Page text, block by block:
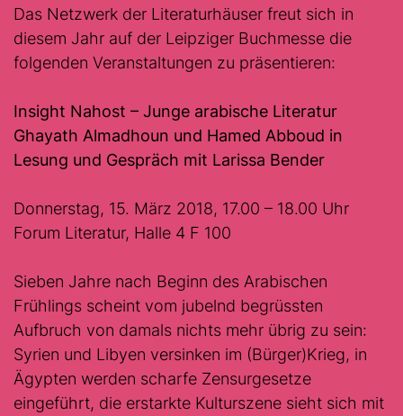
Das Netzwerk der Literaturhäuser freut sich in
diesem Jahr auf der Leipziger Buchmesse die
folgenden Veranstaltungen zu präsentieren:
Insight Nahost – Junge arabische Literatur
Ghayath Almadhoun und Hamed Abboud in
Lesung und Gespräch mit Larissa Bender
Donnerstag, 15. März 2018, 17.00 – 18.00 Uhr
Forum Literatur, Halle 4 F 100
Sieben Jahre nach Beginn des Arabischen
Frühlings scheint vom jubelnd begrüssten
Aufbruch von damals nichts mehr übrig zu sein:
Syrien und Libyen versinken im (Bürger)Krieg, in
Ägypten werden scharfe Zensurgesetze
eingeführt, die erstarkte Kulturszene sieht sich mit